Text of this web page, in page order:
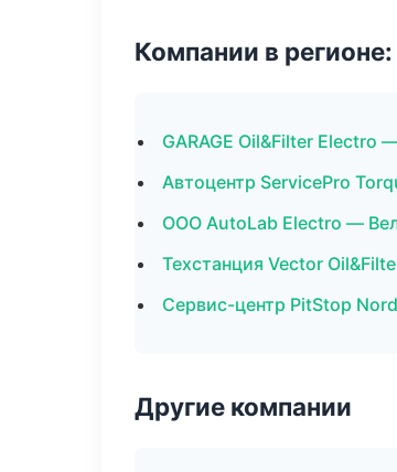
Компании в
GARAGE Oil&Filter Electro
Автоцентр ServicePro
ООО AutoLab Electro —
Техстанция Vector
Сервис-центр PitStop
Другие компании